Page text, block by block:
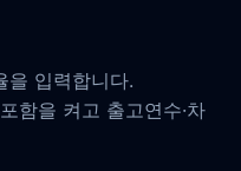
을 입력합니다.
함을 켜고 출고연수·차